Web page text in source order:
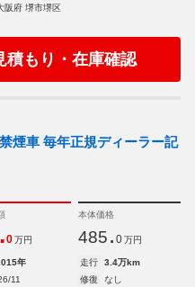
阪府 堺市堺区
積もり・在庫確認
煙車 毎年正規ディーラー記
.0 万円
本体価格
485. 0 万円
年 走行
3.4万km
11 修復
なし